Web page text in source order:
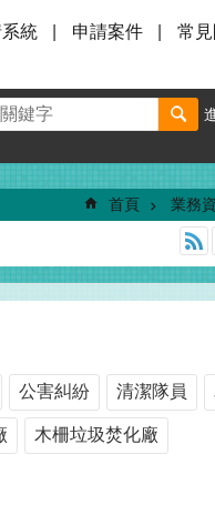
統 申請案件 常
首頁 業務
公害糾紛 清潔隊員
木柵垃圾焚化廠